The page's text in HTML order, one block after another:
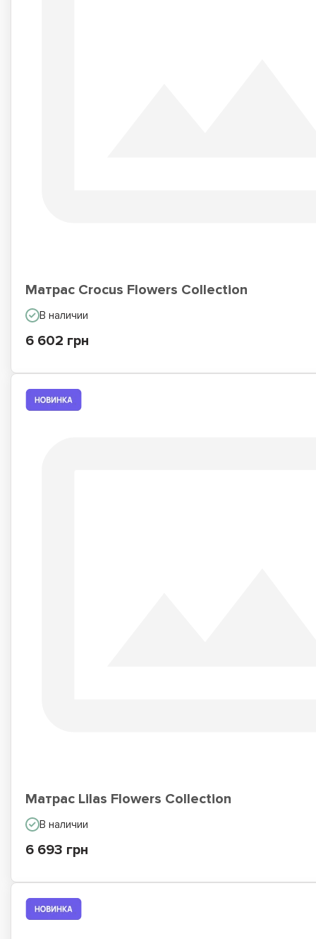
Матрас Crocus Flowers Collection
В наличии
6 602 грн
Матрас Lilas Flowers Collection
В наличии
6 693 грн